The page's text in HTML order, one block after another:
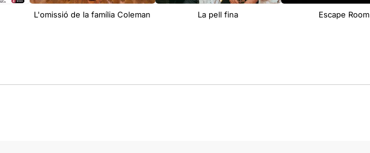
L'omissió de la família Coleman La pell fina Escape Room